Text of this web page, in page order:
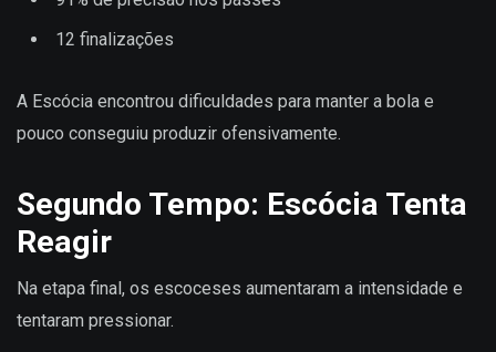
12 finalizações
A Escócia encontrou dificuldades para manter a bola e
pouco conseguiu produzir ofensivamente.
Segundo Tempo: Escócia Tenta
Reagir
Na etapa final, os escoceses aumentaram a intensidade e
tentaram pressionar.